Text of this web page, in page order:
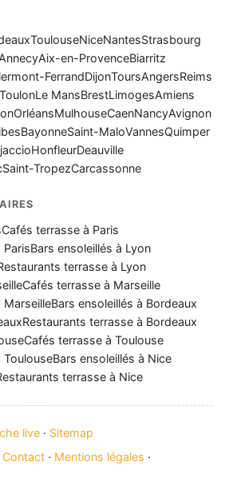
ToulouseNiceNantesStrasbourg
Aix-en-ProvenceBiarritz
FerrandDijonToursAngersReims
ToulonLe MansBrestLimogesAmiens
OrléansMulhouseCaenNancyAvignon
BayonneSaint-MaloVannesQuimper
HonfleurDeauville
Saint-TropezCarcassonne
Cafés terrasse à Paris
ParisBars ensoleillés à Lyon
terrasse à Lyon
Cafés terrasse à Marseille
MarseilleBars ensoleillés à Bordeaux
Restaurants terrasse à Bordeaux
Cafés terrasse à Toulouse
ToulouseBars ensoleillés à Nice
terrasse à Nice
live · Sitemap
Contact · Mentions légales ·